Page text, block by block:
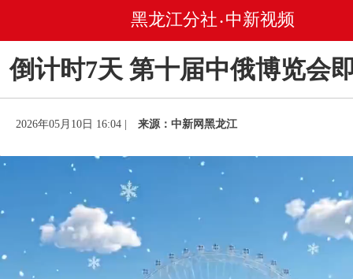
黑龙江分社 • 中新视频
倒计时7天 第十届中俄博览会
2026年05月10日 16:04 | 来源：中新网黑龙江